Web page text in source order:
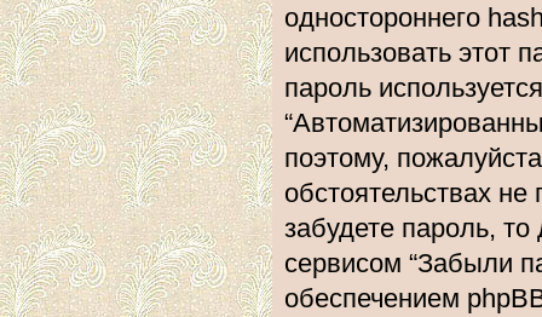
одностороннего
использовать этот
пароль
поэтому,
обстоятельствах
забудете пароль,
сервисом “Забыли
обеспечением